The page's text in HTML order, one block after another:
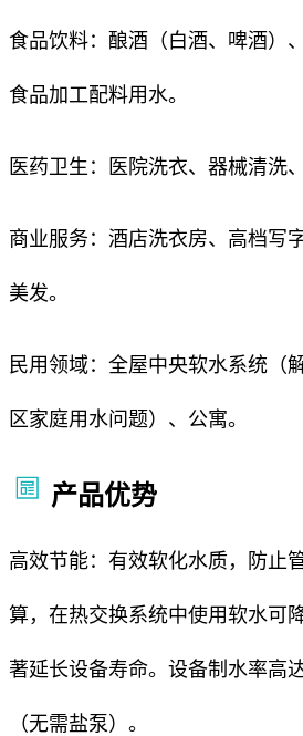
食品饮料：酿酒（白酒、啤酒）
食品加工配料用水。
医药卫生：医院洗衣、器械清洗
商业服务：酒店洗衣房、高档写
美发。
民用领域：全屋中央软水系统（
区家庭用水问题）、公寓。
产品优势
高效节能：有效软化水质，防止
算，在热交换系统中使用软水可
著延长设备寿命。设备制水率高
（无需盐泵）。